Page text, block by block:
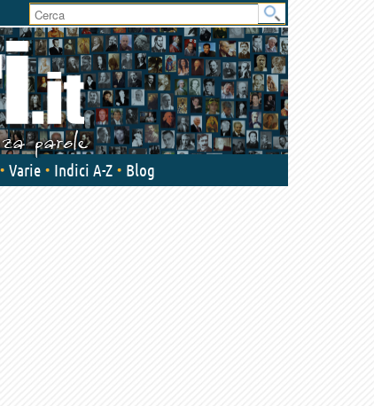
User
area
Varie Indici A-Z Blog